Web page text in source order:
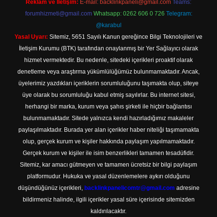
Reklam ve İletişim: E-mail: backlinkpaneli@gmail.com Teams:
forumhizmeti@gmail.com Whatsapp: 0262 606 0 726 Telegram:
@karabul
Yasal Uyarı: Sitemiz, 5651 Sayılı Kanun gereğince Bilgi Teknolojileri ve
İletişim Kurumu (BTK) tarafından onaylanmış bir Yer Sağlayıcı olarak
hizmet vermektedir. Bu nedenle, sitedeki içerikleri proaktif olarak
denetleme veya araştırma yükümlülüğümüz bulunmamaktadır. Ancak,
üyelerimiz yazdıkları içeriklerin sorumluluğunu taşımakta olup, siteye
üye olarak bu sorumluluğu kabul etmiş sayılırlar. Bu internet sitesi,
herhangi bir marka, kurum veya şahıs şirketi ile hiçbir bağlantısı
bulunmamaktadır. Sitede yalnızca kendi hazırladığımız makaleler
paylaşılmaktadır. Burada yer alan içerikler haber niteliği taşımamakta
olup, gerçek kurum ve kişiler hakkında paylaşım yapılmamaktadır.
Gerçek kurum ve kişiler ile isim benzerlikleri tamamen tesadüfidir.
Sitemiz, kar amacı gütmeyen ve tamamen ücretsiz bir bilgi paylaşım
platformudur. Hukuka ve yasal düzenlemelere aykırı olduğunu
düşündüğünüz içerikleri, backlinkpanelicomtr@gmail.com adresine
bildirmeniz halinde, ilgili içerikler yasal süre içerisinde sitemizden
kaldırılacaktır.